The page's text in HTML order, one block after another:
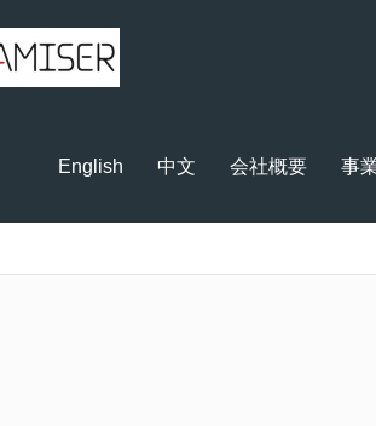
English 中文 会社概要 事